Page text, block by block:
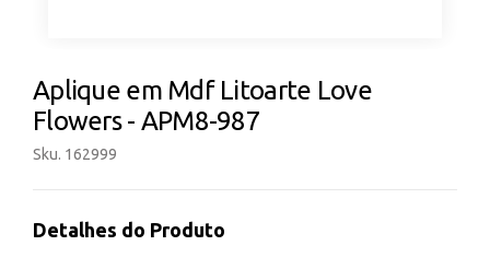
Aplique em Mdf Litoarte Love
Flowers - APM8-987
Sku. 162999
Detalhes do Produto